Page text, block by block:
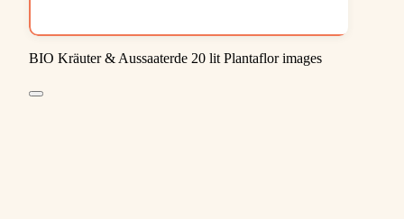
BIO Kräuter & Aussaaterde 20 lit Plantaflor images